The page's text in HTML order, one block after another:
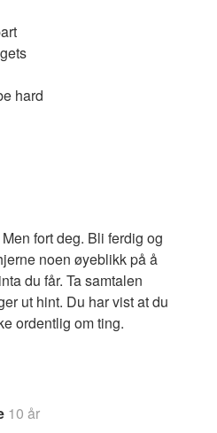
hard
fort deg. Bli ferdig og
noen øyeblikk på å
du får. Ta samtalen
ut hint. Du har vist at du
ordentlig om ting.
10 år